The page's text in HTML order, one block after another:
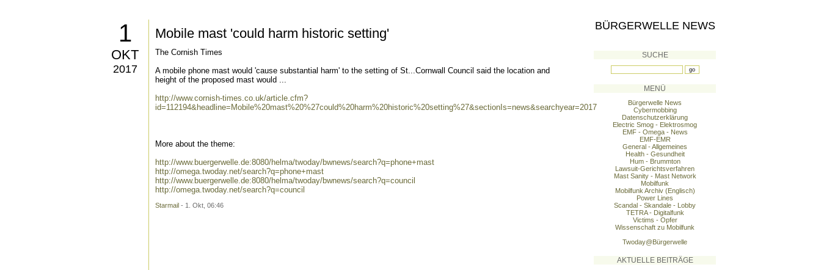
1
OKT
2017
Mobile mast 'could harm historic setting'
The Cornish Times
A mobile phone mast would 'cause substantial harm' to the setting of St...Cornwall Council said the location and
height of the proposed mast would ...
http://www.cornish-times.co.uk/article.cfm?
id=112194&headline=Mobile%20mast%20%27could%20harm%20historic%20setting%27&sectionIs=news&searchyear=2017
More about the theme:
http://www.buergerwelle.de:8080/helma/twoday/bwnews/search?q=phone+mast
http://omega.twoday.net/search?q=phone+mast
http://www.buergerwelle.de:8080/helma/twoday/bwnews/search?q=council
http://omega.twoday.net/search?q=council
Starmail - 1. Okt, 06:46
BÜRGERWELLE NEWS
SUCHE
MENÜ
Bürgerwelle News
Cybermobbing
Datenschutzerklärung
Electric Smog - Elektrosmog
EMF - Omega - News
EMF-EMR
General - Allgemeines
Health - Gesundheit
Hum - Brummton
Lawsuit-Gerichtsverfahren
Mast Sanity - Mast Network
Mobilfunk
Mobilfunk Archiv (Englisch)
Power Lines
Scandal - Skandale - Lobby
TETRA - Digitalfunk
Victims - Opfer
Wissenschaft zu Mobilfunk
Twoday@Bürgerwelle
AKTUELLE BEITRÄGE